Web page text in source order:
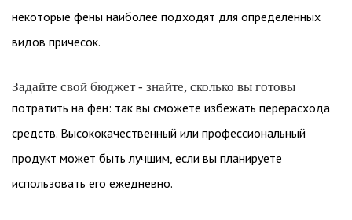
некоторые фены наиболее подходят для определенных
видов причесок.
Задайте свой бюджет - знайте, сколько вы готовы
потратить на фен: так вы сможете избежать перерасхода
средств. Высококачественный или профессиональный
продукт может быть лучшим, если вы планируете
использовать его ежедневно.